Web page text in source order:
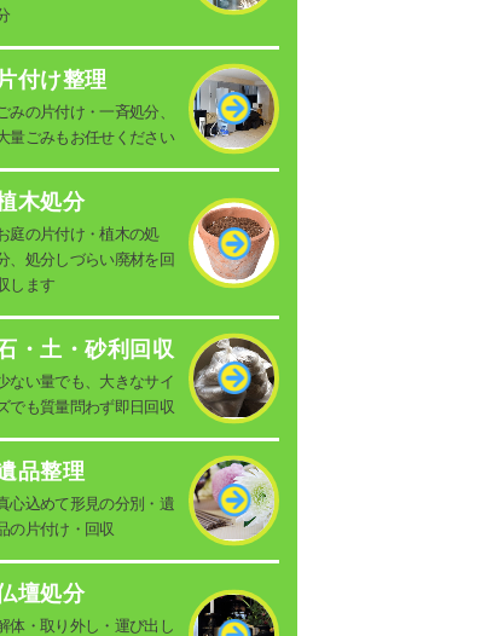
片付け整理
ごみの片付け・一斉処分、
量ごみもお任せください
木処分
庭の片付け・植木の処
、処分しづらい廃材を回
します
・土・砂利回収
ない量でも、大きなサイ
でも質量問わず即日回収
品整理
心込めて形見の分別・遺
の片付け・回収
壇処分
体・取り外し・運び出し